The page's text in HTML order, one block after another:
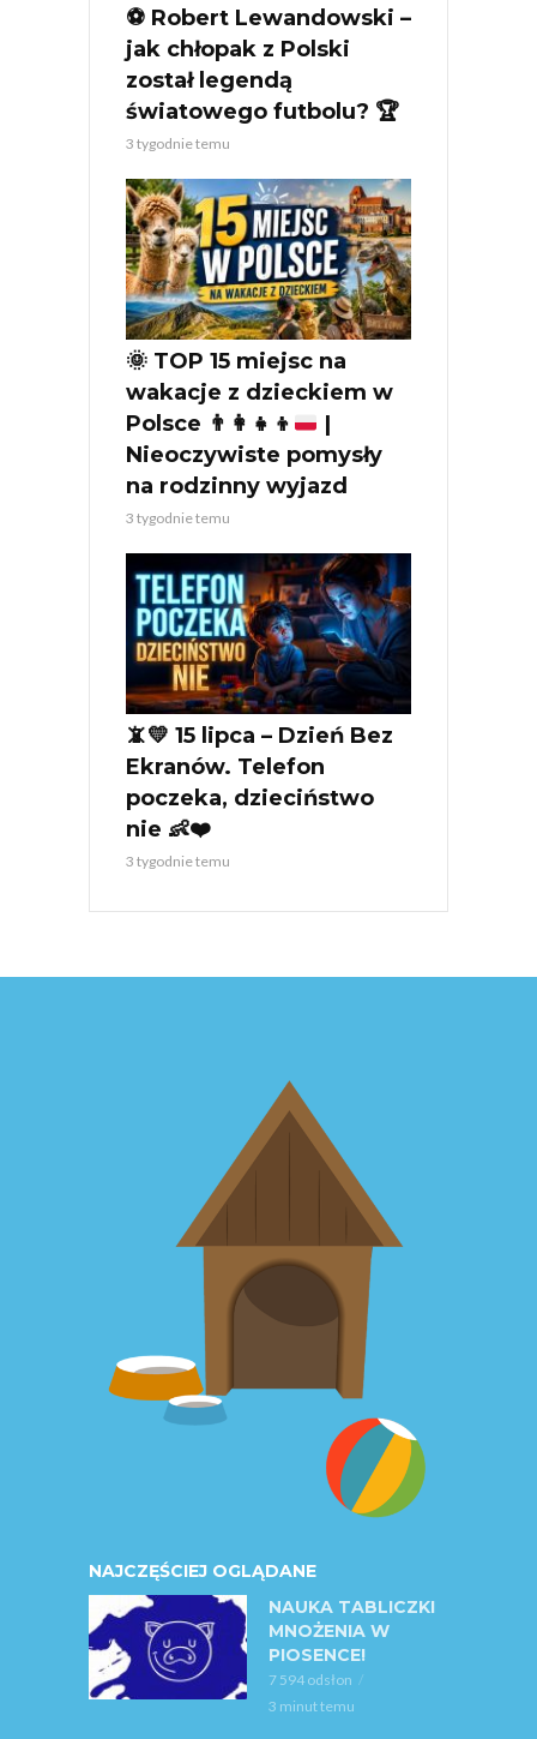
⚽ Robert Lewandowski –
jak chłopak z Polski
został legendą
światowego futbolu? 🏆
3 tygodnie temu
🌞 TOP 15 miejsc na
wakacje z dzieckiem w
Polsce 👨‍👩‍👧‍👦
|
Nieoczywiste pomysły
na rodzinny wyjazd
3 tygodnie temu
📵💛 15 lipca – Dzień Bez
Ekranów. Telefon
poczeka, dzieciństwo
nie 👶❤️
3 tygodnie temu
NAJCZĘŚCIEJ OGLĄDANE
NAUKA TABLICZKI
MNOŻENIA W
PIOSENCE!
7 594 odsłon
3 minut temu